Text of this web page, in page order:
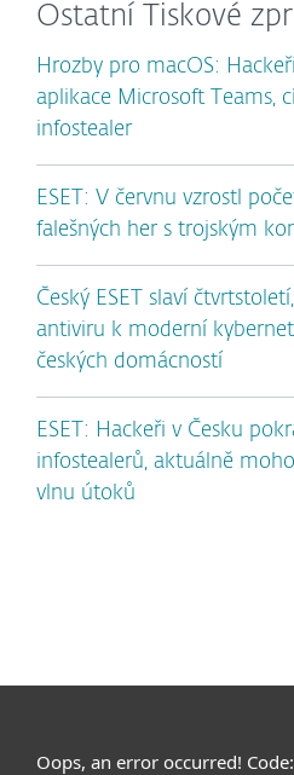
Ostatní Tiskové
Hrozby pro macOS:
aplikace Microsoft Teams,
infostealer
ESET: V červnu vzrostl
falešných her s trojským
Český ESET slaví
antiviru k moderní
českých domácností
ESET: Hackeři v Česku
infostealerů, aktuálně
vlnu útoků
Oops, an error occurred! Code: